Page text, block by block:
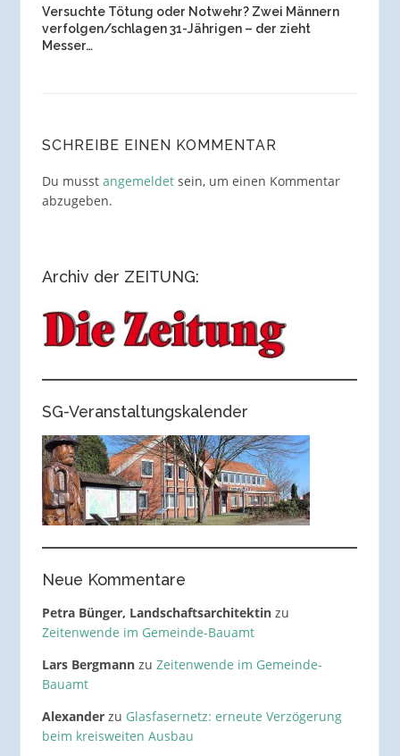
Versuchte Tötung oder Notwehr? Zwei Männern
verfolgen/schlagen 31-Jährigen – der zieht
Messer…
SCHREIBE EINEN KOMMENTAR
Du musst angemeldetsein, um einen Kommentar
abzugeben.
Archiv der ZEITUNG:
SG-Veranstaltungskalender
Neue Kommentare
Petra Bünger, Landschaftsarchitektinzu
Zeitenwende im Gemeinde-Bauamt
Lars Bergmannzu Zeitenwende im Gemeinde-
Bauamt
Alexanderzu Glasfasernetz: erneute Verzögerung
beim kreisweiten Ausbau